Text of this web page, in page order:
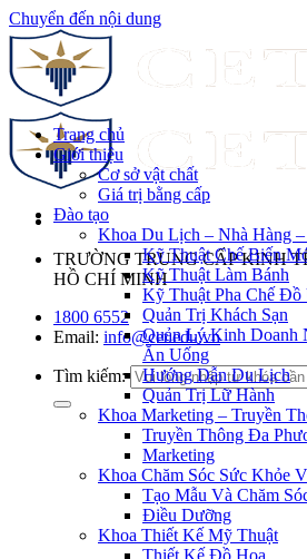
Chuyển đến nội dung
TRƯỜNG TRUNG CẤP KINH
HỒ CHÍ MINH
1800 6552
Email: info@cet.edu.vn
Tìm kiếm:
Trang chủ
Giới thiệu
Cơ sở vật chất
Giá trị bằng cấp
Đào tạo
Khoa Du Lịch – Nhà Hàng –
Kỹ Thuật Chế Biến
Kỹ Thuật Làm Bánh
Kỹ Thuật Pha Chế Đồ
Quản Trị Khách Sạn
Quản Lý Kinh Doanh
Ăn Uống
Hướng Dẫn Du Lịch
Quản Trị Lữ Hành
Khoa Marketing – Truyền
Truyền Thông Đa
Marketing
Khoa Chăm Sóc Sức Khỏe
Tạo Mẫu Và Chăm
Điều Dưỡng
Khoa Thiết Kế Mỹ Thuật
Thiết Kế Đồ Họa